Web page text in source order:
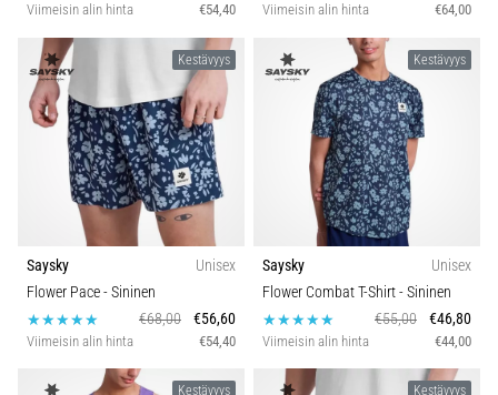
Viimeisin alin hinta €54,40 Viimeisin alin hinta €64,00
Kestävyys
Saysky
Unisex
Flower Pace- Sininen
€68,00
€56,60
Viimeisin alin hinta €54,40
Kestävyys
Saysky
Unisex
Flower Combat T-Shirt- Sininen
€55,00
€46,80
Viimeisin alin hinta €44,00
Kestävyys Kestävyys